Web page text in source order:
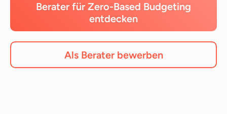
Berater für Zero-Based Budgeting
entdecken
Als Berater bewerben